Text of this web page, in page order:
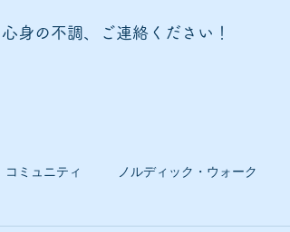
身の不調、ご連絡ください！
コミュニティ ノルディック・ウォーク